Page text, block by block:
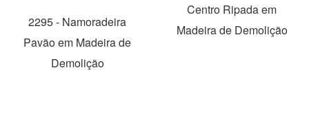
2295 - Namoradeira
Pavão em Madeira de
Demolição
Centro Ripada em
Madeira de Demolição